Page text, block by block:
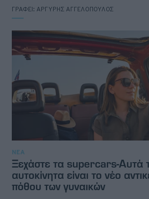
ΓΡΑΦΕΙ: ΑΡΓΥΡΗΣ ΑΓΓΕΛΟΠΟΥΛΟΣ
ΝΕΑ
Ξεχάστε τα supercars-Αυτά
αυτοκίνητα είναι το νέο
πόθου των γυναικών